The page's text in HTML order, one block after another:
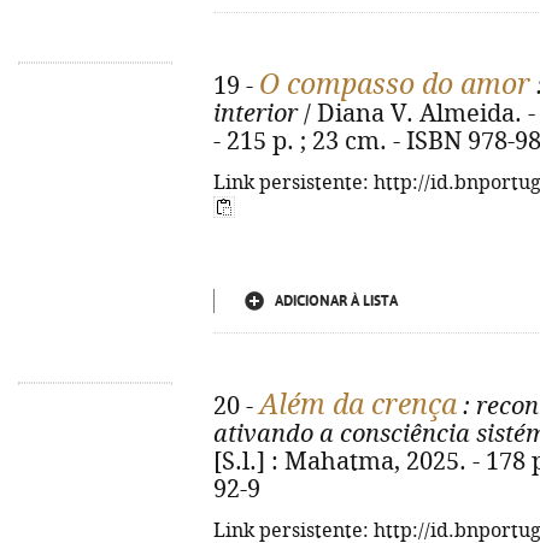
19 - O compasso do amor
interior/ Diana V. Almeida. -
- 215 p. ; 23 cm. - ISBN 978-
Link persistente: http://
ADICIONAR À LISTA
20 -Além da crença :
ativando a consciência
[S.l.] : Mahatma, 2025. - 178
92-9
Link persistente: http://